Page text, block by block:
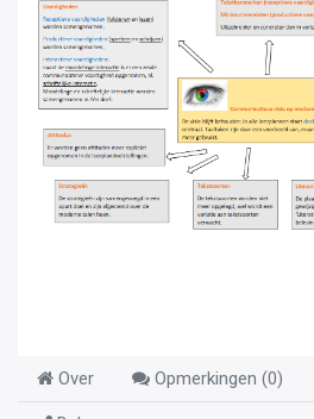
Over Opmerkingen (0)